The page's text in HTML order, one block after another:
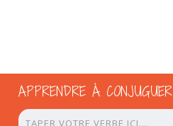
APPRENDRE À CONJUGUER